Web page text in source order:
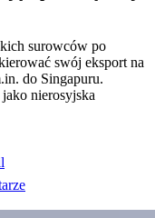
surowców po
swój eksport na
do Singapuru.
nierosyjska